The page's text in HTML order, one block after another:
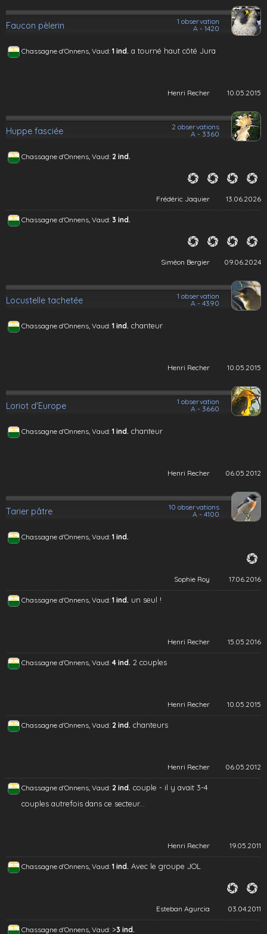
Faucon pèlerin
1 observation
A - 1420
Chassagne d'Onnens, Vaud: 1 ind. a tourné haut côté Jura
Henri Recher 10.05.2015
Huppe fasciée
2 observations
A - 3360
Chassagne d'Onnens, Vaud: 2 ind.
Frédéric Jaquier 13.06.2026
Chassagne d'Onnens, Vaud: 3 ind.
Siméon Bergier 09.06.2024
Locustelle tachetée
1 observation
A - 4390
Chassagne d'Onnens, Vaud: 1 ind. chanteur
Henri Recher 10.05.2015
Loriot d'Europe
1 observation
A - 3660
Chassagne d'Onnens, Vaud: 1 ind. chanteur
Henri Recher 06.05.2012
Tarier pâtre
10 observations
A - 4100
Chassagne d'Onnens, Vaud: 1 ind.
Sophie Roy 17.06.2016
Chassagne d'Onnens, Vaud: 1 ind. un seul !
Henri Recher 15.05.2016
Chassagne d'Onnens, Vaud: 4 ind. 2 couples
Henri Recher 10.05.2015
Chassagne d'Onnens, Vaud: 2 ind. chanteurs
Henri Recher 06.05.2012
Chassagne d'Onnens, Vaud: 2 ind. couple - il y avait 3-4
couples autrefois dans ce secteur...
Henri Recher 19.05.2011
Chassagne d'Onnens, Vaud: 1 ind. Avec le groupe JOL
Esteban Agurcia 03.04.2011
Chassagne d'Onnens, Vaud: >3 ind.